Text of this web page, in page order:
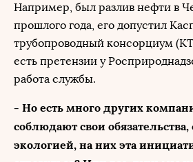
Например, был разлив нефти в
прошлого года, его допустил
трубопроводный консорциум
есть претензии у
работа службы.
- Но есть много других
соблюдают свои
экологией, на них эта